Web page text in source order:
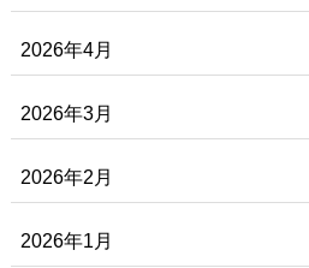
2026年4月
2026年3月
2026年2月
2026年1月